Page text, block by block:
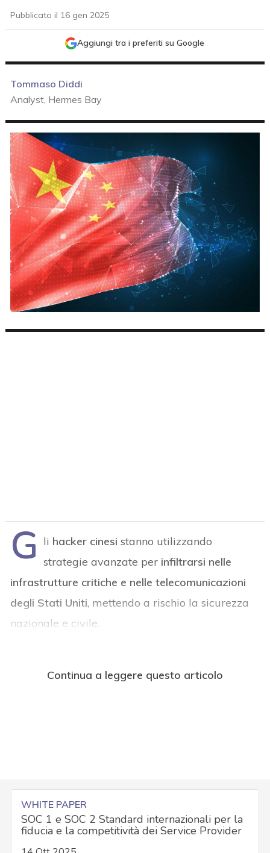
Pubblicato il 16 gen 2025
Aggiungi tra i preferiti su Google
Tommaso Diddi
Analyst, Hermes Bay
G li hacker cinesistanno utilizzando
strategie avanzate per infiltrarsi nelle
infrastrutture critiche e nelle telecomunicazioni
degli Stati Uniti, mettendo a rischio la sicurezza
nazionale e civile.
Continua a leggere questo articolo
WHITE PAPER
SOC 1 e SOC 2 Standard internazionali per la
fiducia e la competitività dei Service Provider